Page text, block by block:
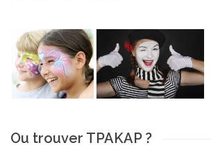
Ou trouver TPAKAP ?